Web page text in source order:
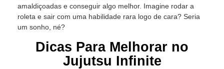
amaldiçoadas e conseguir algo melhor. Imagine rodar a
roleta e sair com uma habilidade rara logo de cara? Seria
um sonho, né?
Dicas Para Melhorar no
Jujutsu Infinite